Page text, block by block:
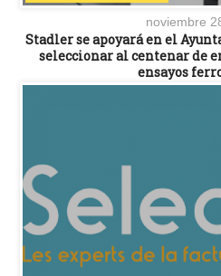
noviembre
Stadler se apoyará en el
seleccionar al centenar de
ensayos